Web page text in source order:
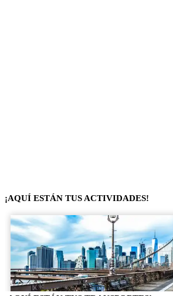
¡AQUÍ ESTÁN TUS ACTIVIDADES!